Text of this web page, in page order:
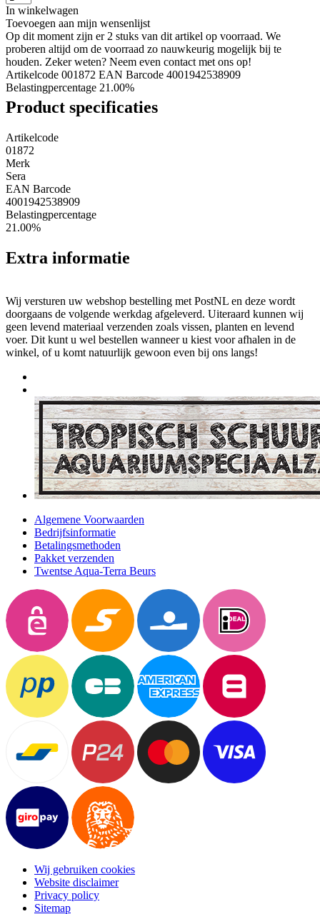
In winkelwagen
Toevoegen aan mijn wensenlijst
Op dit moment zijn er 2 stuks van dit artikel op voorraad. We
proberen altijd om de voorraad zo nauwkeurig mogelijk bij te
houden. Zeker weten? Neem even contact met ons op!
Artikelcode 001872 EAN Barcode 4001942538909
Belastingpercentage 21.00%
Product specificaties
Artikelcode
01872
Merk
Sera
EAN Barcode
4001942538909
Belastingpercentage
21.00%
Extra informatie
Wij versturen uw webshop bestelling met PostNL en deze wordt
doorgaans de volgende werkdag afgeleverd. Uiteraard kunnen wij
geen levend materiaal verzenden zoals vissen, planten en levend
voer. Dit kunt u wel bestellen wanneer u kiest voor afhalen in de
winkel, of u komt natuurlijk gewoon even bij ons langs!
Algemene Voorwaarden
Bedrijfsinformatie
Betalingsmethoden
Pakket verzenden
Twentse Aqua-Terra Beurs
Wij gebruiken cookies
Website disclaimer
Privacy policy
Sitemap